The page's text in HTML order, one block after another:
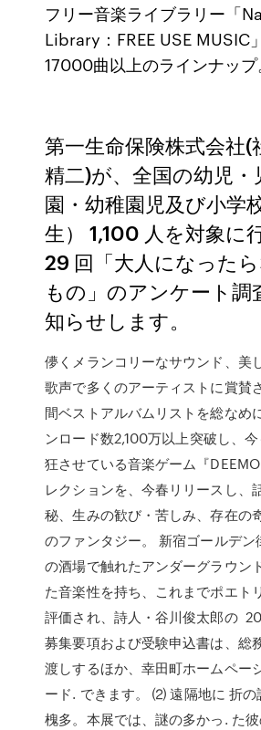
フリー音楽ライブラリー「
Library：FREE USE MUSIC
17000曲以上のラインナッ
第一生命保険株式会社(
精二)が、全国の幼児・
園・幼稚園児及び小学
生） 1,100 人を対象に
29 回「大人になった
もの」のアンケート調
知らせします。
儚くメランコリーなサウンド、美
歌声で多くのアーティストに賞賛
間ベストアルバムリストを総なめ
ンロード数2,100万以上突破し、
狂させている音楽ゲーム『
レクションを、今春リリースし、
秘、生みの歓び・苦しみ、存在の
のファンタジー。 新宿ゴールデン
の酒場で触れたアンダーグラウン
た音楽性を持ち、これまでポエト
評価され、詩人・谷川俊太郎の
募集要項および受験申込書は、総
渡しするほか、幸田町ホームペー
ード. できます。 ⑵ 遠隔地に 折の
槐多。本展では、謎の多かっ. た